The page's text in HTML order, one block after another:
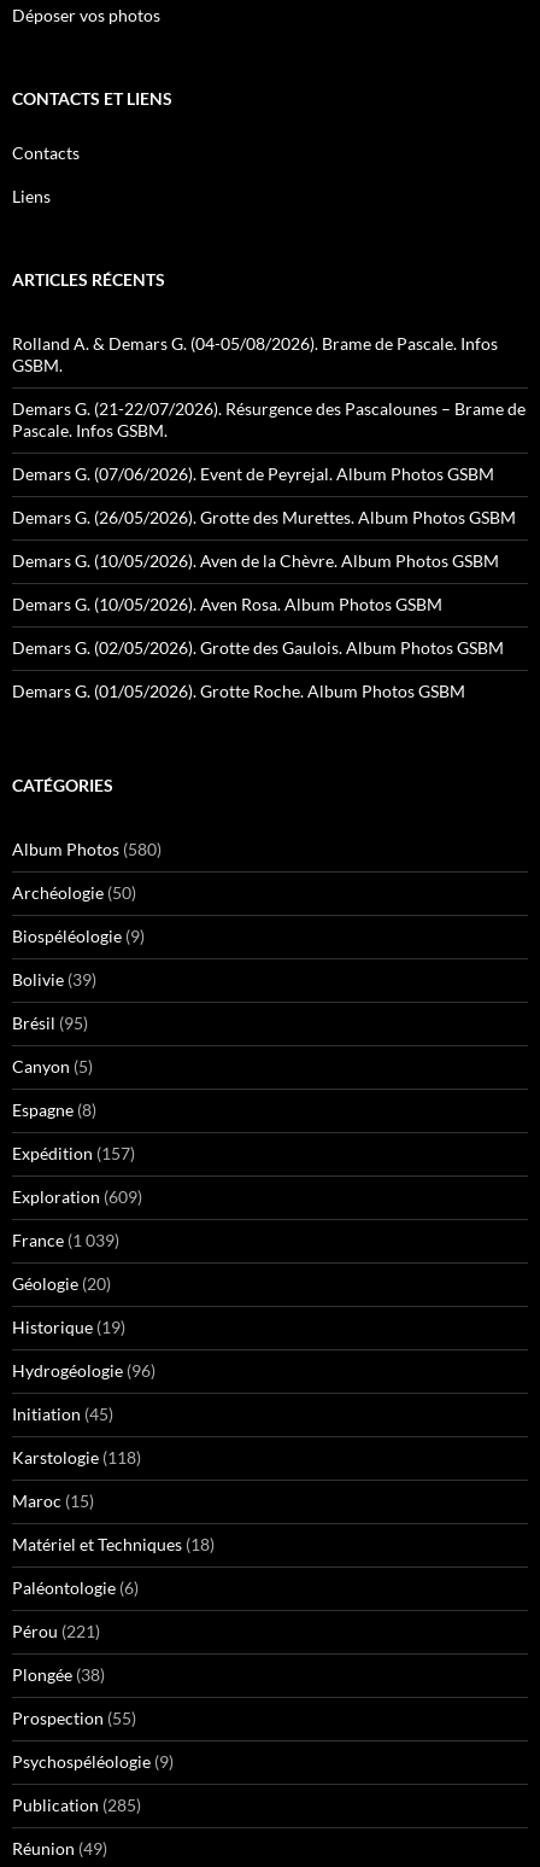
Déposer vos photos
CONTACTS ET LIENS
Contacts
Liens
ARTICLES RÉCENTS
Rolland A. & Demars G. (04-05/08/2026). Brame de Pascale. Infos
GSBM.
Demars G. (21-22/07/2026). Résurgence des Pascalounes – Brame de
Pascale. Infos GSBM.
Demars G. (07/06/2026). Event de Peyrejal. Album Photos GSBM
Demars G. (26/05/2026). Grotte des Murettes. Album Photos GSBM
Demars G. (10/05/2026). Aven de la Chèvre. Album Photos GSBM
Demars G. (10/05/2026). Aven Rosa. Album Photos GSBM
Demars G. (02/05/2026). Grotte des Gaulois. Album Photos GSBM
Demars G. (01/05/2026). Grotte Roche. Album Photos GSBM
CATÉGORIES
Album Photos (580)
Archéologie (50)
Biospéléologie (9)
Bolivie (39)
Brésil (95)
Canyon (5)
Espagne (8)
Expédition (157)
Exploration (609)
France (1 039)
Géologie (20)
Historique (19)
Hydrogéologie (96)
Initiation (45)
Karstologie (118)
Maroc (15)
Matériel et Techniques (18)
Paléontologie (6)
Pérou (221)
Plongée (38)
Prospection (55)
Psychospéléologie (9)
Publication (285)
Réunion (49)